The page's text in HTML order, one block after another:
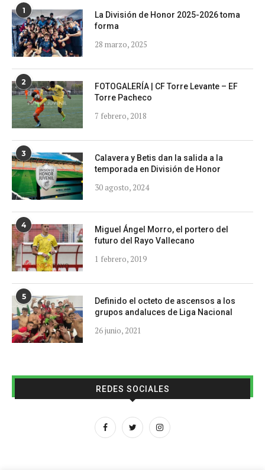
1
La División de Honor 2025-2026 toma
forma
28 marzo, 2025
2
FOTOGALERÍA | CF Torre Levante – EF
Torre Pacheco
7 febrero, 2018
3
Calavera y Betis dan la salida a la
temporada en División de Honor
30 agosto, 2024
4
Miguel Ángel Morro, el portero del
futuro del Rayo Vallecano
1 febrero, 2019
5
Definido el octeto de ascensos a los
grupos andaluces de Liga Nacional
26 junio, 2021
REDES SOCIALES